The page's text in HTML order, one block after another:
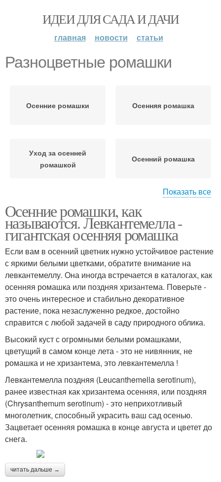
ИДЕИ ДЛЯ САДА И ДАЧИ
главная новости статьи
Разноцветные ромашки
Осенние ромашки Осенняя ромашка
Уход за осенней
ромашкой
Осенний ромашка
ромашки
Желтые ромашки
Большие ромашки
Показать все
Осенние ромашки, как
называются. Левкантемелла -
гигантская осенняя ромашка
Если вам в осенний цветник нужно устойчивое растение
с яркими белыми цветками, обратите внимание на
левкантемеллу. Она иногда встречается в каталогах, как
осенняя ромашка или поздняя хризантема. Поверьте -
это очень интересное и стабильно декоративное
растение, пока незаслуженно редкое, достойно
справится с любой задачей в саду природного облика.
Высокий куст с огромными белыми ромашками,
цветущий в самом конце лета - это не нивянник, не
ромашка и не хризантема, это левкантемелла !
Левкантемелла поздняя (Leucanthemella serotinum),
ранее известная как хризантема осенняя, или поздняя
(Chrysanthemum serotinum) - это неприхотливый
многолетник, способный украсить ваш сад осенью.
Зацветает осенняя ромашка в конце августа и цветет до
снега.
читать дальше →